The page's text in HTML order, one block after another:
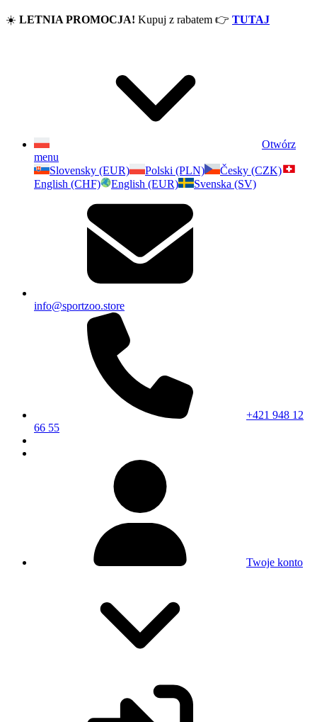
☀️ LETNIA PROMOCJA! Kupuj z rabatem 👉 TUTAJ
Otwórz
menu
Slovensky (EUR)
Polski (PLN)
Česky (CZK)
English (CHF)
English (EUR) Svenska (SV)
info@sportzoo.store
+421 948 12
66 55
Twoje konto